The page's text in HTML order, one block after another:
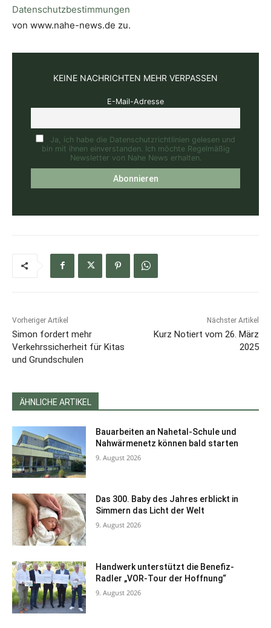
Datenschutzbestimmungen
von www.nahe-news.de zu.
KEINE NACHRICHTEN MEHR VERPASSEN
E-Mail-Adresse
Ja, ich habe die Datenschutzrichtlinien gelesen und
bin mit ihnen einverstanden. Ich möchte Regelmäßig
Newsletter von Nahe News erhalten.
Vorheriger Artikel
Simon fordert mehr
Verkehrssicherheit für Kitas
und Grundschulen
Nächster Artikel
Kurz Notiert vom 26. März
2025
ÄHNLICHE ARTIKEL
Bauarbeiten an Nahetal-Schule und
Nahwärmenetz können bald starten
9. August 2026
Das 300. Baby des Jahres erblickt in
Simmern das Licht der Welt
9. August 2026
Handwerk unterstützt die Benefiz-
Radler „VOR-Tour der Hoffnung“
9. August 2026